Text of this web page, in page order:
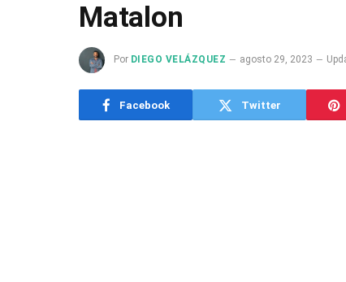
Matalon
Por DIEGO VELÁZQUEZ agosto 29, 2023
Facebook Twitter